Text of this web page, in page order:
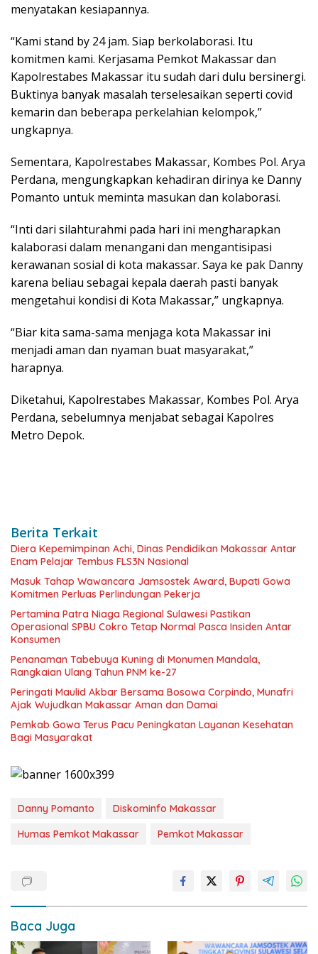
menyatakan kesiapannya.
“Kami stand by 24 jam. Siap berkolaborasi. Itu
komitmen kami. Kerjasama Pemkot Makassar dan
Kapolrestabes Makassar itu sudah dari dulu bersinergi.
Buktinya banyak masalah terselesaikan seperti covid
kemarin dan beberapa perkelahian kelompok,”
ungkapnya.
Sementara, Kapolrestabes Makassar, Kombes Pol. Arya
Perdana, mengungkapkan kehadiran dirinya ke Danny
Pomanto untuk meminta masukan dan kolaborasi.
“Inti dari silahturahmi pada hari ini mengharapkan
kalaborasi dalam menangani dan mengantisipasi
kerawanan sosial di kota makassar. Saya ke pak Danny
karena beliau sebagai kepala daerah pasti banyak
mengetahui kondisi di Kota Makassar,” ungkapnya.
“Biar kita sama-sama menjaga kota Makassar ini
menjadi aman dan nyaman buat masyarakat,”
harapnya.
Diketahui, Kapolrestabes Makassar, Kombes Pol. Arya
Perdana, sebelumnya menjabat sebagai Kapolres
Metro Depok.
Berita Terkait
Diera Kepemimpinan Achi, Dinas Pendidikan Makassar Antar
Enam Pelajar Tembus FLS3N Nasional
Masuk Tahap Wawancara Jamsostek Award, Bupati Gowa
Komitmen Perluas Perlindungan Pekerja
Pertamina Patra Niaga Regional Sulawesi Pastikan
Operasional SPBU Cokro Tetap Normal Pasca Insiden Antar
Konsumen
Penanaman Tabebuya Kuning di Monumen Mandala,
Rangkaian Ulang Tahun PNM ke-27
Peringati Maulid Akbar Bersama Bosowa Corpindo, Munafri
Ajak Wujudkan Makassar Aman dan Damai
Pemkab Gowa Terus Pacu Peningkatan Layanan Kesehatan
Bagi Masyarakat
Danny Pomanto
Diskominfo Makassar
Humas Pemkot Makassar
Pemkot Makassar
Baca Juga